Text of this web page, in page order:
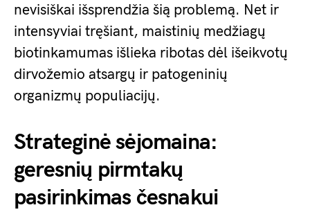
nevisiškai išsprendžia šią problemą. Net ir
intensyviai tręšiant, maistinių medžiagų
biotinkamumas išlieka ribotas dėl išeikvotų
dirvožemio atsargų ir patogeninių
organizmų populiacijų.
Strateginė sėjomaina:
geresnių pirmtakų
pasirinkimas česnakui